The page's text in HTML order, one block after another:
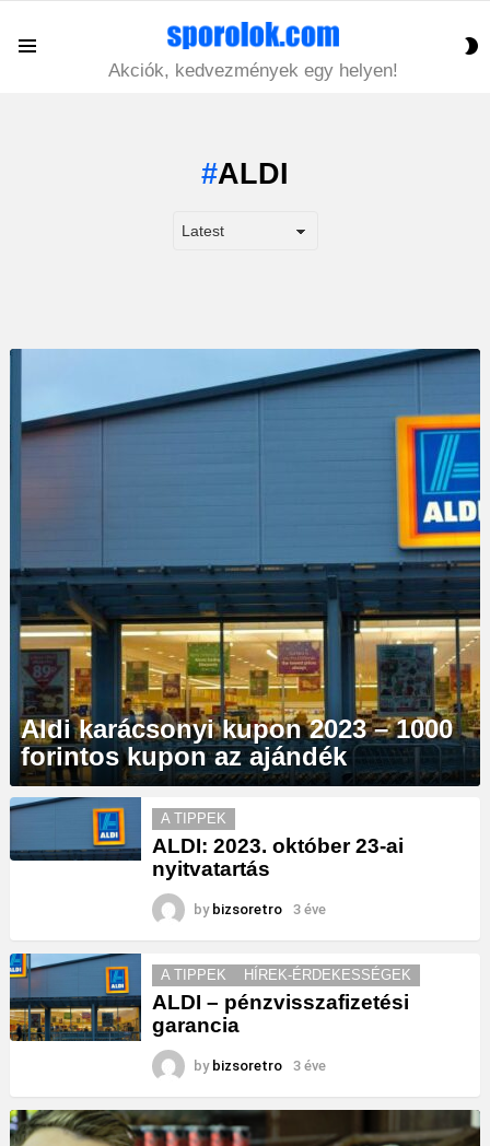
Akciók, kedvezmények egy helyen!
ALDI
Aldi karácsonyi kupon 2023 – 1000
forintos kupon az ajándék
MORE
A TIPPEK
ALDI: 2023. október 23-ai
nyitvatartás
by bizsoretro 3 éve
A TIPPEK HÍREK-ÉRDEKESSÉGEK
ALDI – pénzvisszafizetési
garancia
by bizsoretro 3 éve